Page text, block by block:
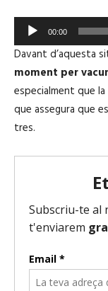
d
e
p
r
o
d
u
c
00:00
Davant d’aquesta
moment per
especialment que
que assegura que
tres.